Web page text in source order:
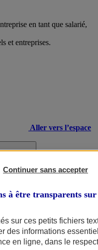
en tant que salarié,
et entreprises.
Aller vers l’espace
Continuer sans accepter
à être transparents
sur ces petits fichiers
des informations
en ligne, dans le